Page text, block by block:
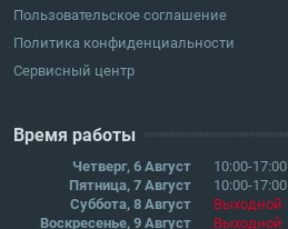
Пользовательское соглашение
Политика конфиденциальности
Сервисный центр
Время работы
Четверг, 6 Август
10:00-17:00
Пятница, 7 Август
10:00-17:00
Суббота, 8 Август
Выходной
Воскресенье, 9 Август
Выходной